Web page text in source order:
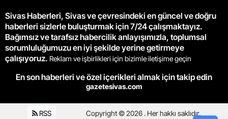
Sivas Haberleri, Sivas ve çevresindeki en güncel ve doğru
haberleri sizlerle buluşturmak için 7/24 çalışmaktayız.
Bağımsız ve tarafsız habercilik anlayışımızla, toplumsal
sorumluluğumuzu en iyi şekilde yerine getirmeye
çalışıyoruz. Reklam ve işbirlikleri için bizimle iletişime geçin
En son haberleri ve özel içerikleri almak için takip edin
gazetesivas.com
RSS Copyright © 2026 . Her hakkı saklıdır.